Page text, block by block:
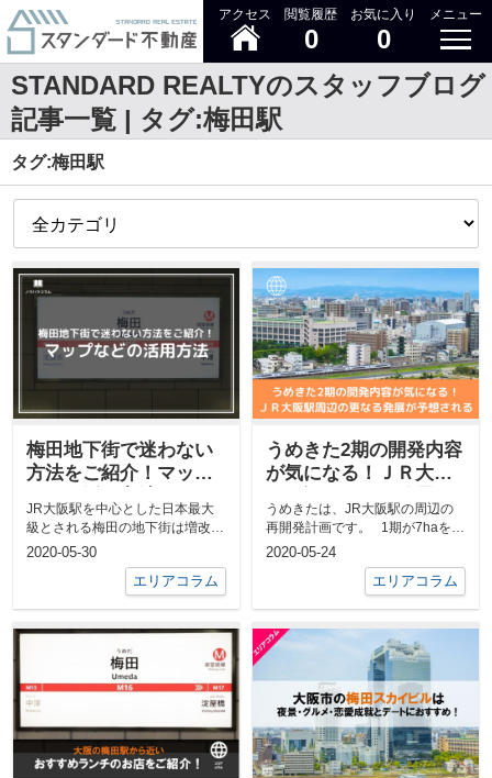
アクセス 閲覧履歴
0
お気に入り
0
メニュー
STANDARD REALTYのスタッフブログ
記事一覧 | タグ:梅田駅
タグ:梅田駅
梅田地下街で迷わない
方法をご紹介！マップ
JR大阪駅を中心とした日本最大
級とされる梅田の地下街は増改築
が繰り返され、複雑な構造となっ
2020-05-30
エリアコラム
うめきた2期の開発内容
が気になる！ＪＲ大阪
予想される
うめきたは、JR大阪駅の周辺の
再開発計画です。 1期が7haを開
発し、すでにグラン...
2020-05-24
エリアコラム